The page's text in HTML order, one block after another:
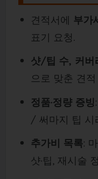
견적서에 부가
표기 요청.
샷/팁 수, 커버
으로 맞춘 견
정품·정량 증빙
/ 써마지 팁 시
추가비 목록:
샷·팁, 재시술